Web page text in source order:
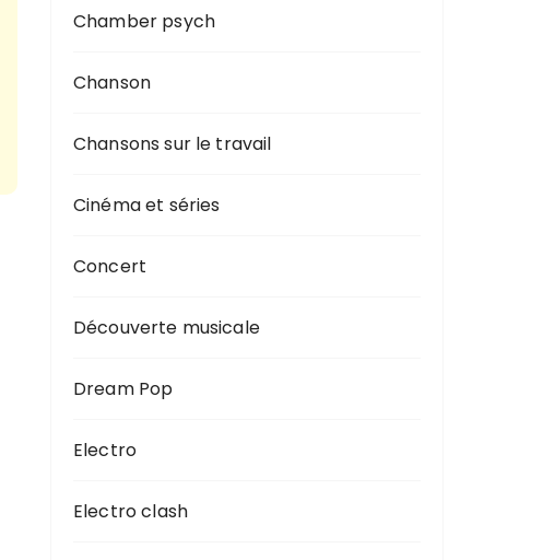
Chamber psych
Chanson
Chansons sur le travail
Cinéma et séries
Concert
Découverte musicale
Dream Pop
Electro
Electro clash